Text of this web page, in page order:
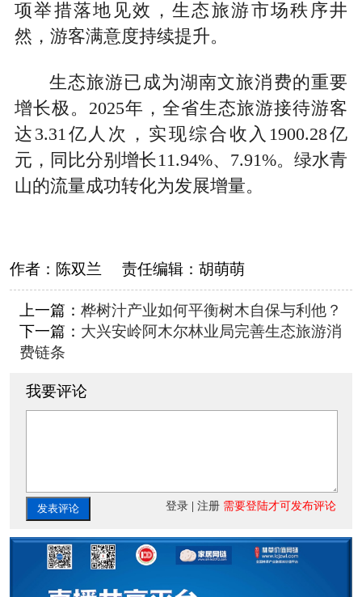
项举措落地见效，生态旅游市场秩序井
然，游客满意度持续提升。
生态旅游已成为湖南文旅消费的重要
增长极。2025年，全省生态旅游接待游客
达3.31亿人次，实现综合收入1900.28亿
元，同比分别增长11.94%、7.91%。绿水青
山的流量成功转化为发展增量。
作者： 陈双兰 责任编辑： 胡萌萌
上一篇： 桦树汁产业如何平衡树木自保与利他？
下一篇： 大兴安岭阿木尔林业局完善生态旅游消
费链条
我要评论
发表评论 登录 |注册 需要登陆才可发布评论